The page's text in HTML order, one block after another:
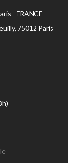
- FRANCE
75012 Paris